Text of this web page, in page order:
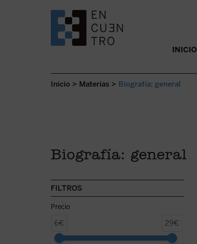
SALTAR AL CONTENIDO. INICIO
Inicio > Materias > Biografía: general
Biografía: general
FILTROS
Precio
6€ 29€